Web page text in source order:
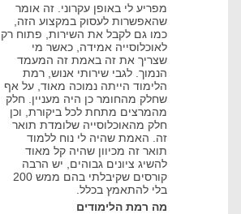
מפריע לי באופן עקרוני. זה אומר
שהאפשרות לעסוק במקצוע הזה,
כמו גם לקבל את השירות, פתוח רק
לאוכלוסייה אמידה, כאשר מי
שצריך את זה באמת זה המעמד
הנמוך. לגבי שירותי אנוש, רמת
הלימוד הייתה נמוכה מאוד, על אף
שחלק מהחומר כן היה מעניין. חלק
מהמרצים מתחת לכל ביקורת, וכן
חלק מהאוכלוסייה שלומדת תואר
זה. האמת שהיה לי נוח ללמוד
תואר זה מכיוון שהיה קל מאוד
להשיג ציונים גבוהים, יש הרבה
קורסים שקיבלתי בהם ממש 200
בלי להתאמץ בכלל.
מה רמת הלימודים